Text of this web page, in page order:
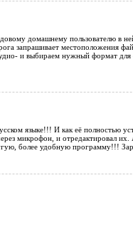
домашнему пользователю в
запрашивает местоположения
и выбираем нужный формат для
языке!!! И как её полностью
микрофон, и отредактировал
более удобную программу!!!